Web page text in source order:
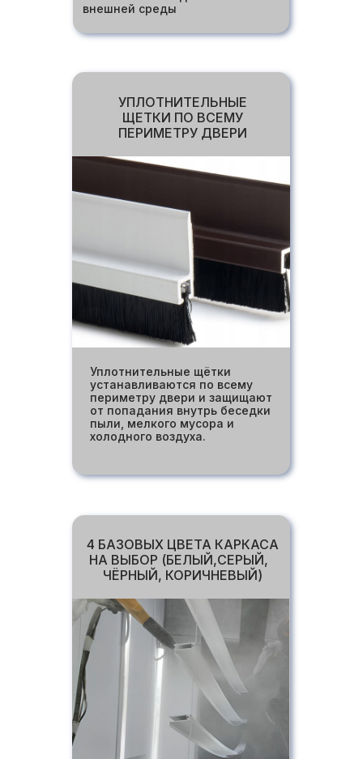
внешней среды
4 БАЗОВЫХ ЦВЕТА КАРКАСА
НА ВЫБОР (БЕЛЫЙ,СЕРЫЙ,
ЧЁРНЫЙ, КОРИЧНЕВЫЙ)
УПЛОТНИТЕЛЬНЫЕ
ЩЕТКИ ПО ВСЕМУ
ПЕРИМЕТРУ ДВЕРИ
Уплотнительные щётки
устанавливаются по всему
периметру двери и защищают
от попадания внутрь беседки
пыли, мелкого мусора и
холодного воздуха.